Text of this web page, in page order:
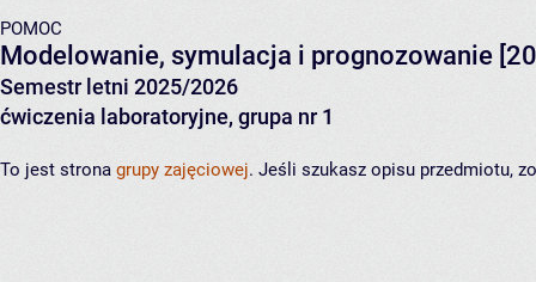
POMOC
Modelowanie, symulacja i prognozowanie
Semestr letni 2025/2026
ćwiczenia laboratoryjne, grupa nr 1
To jest strona grupy zajęciowej. Jeśli szukasz opisu przedmiotu,